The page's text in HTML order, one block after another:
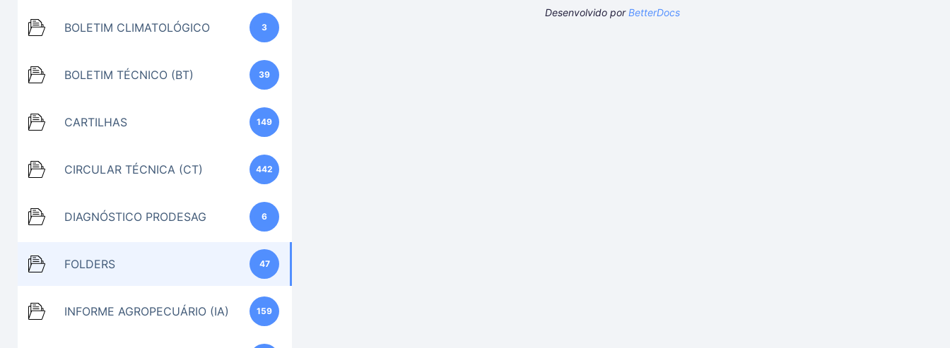
BOLETIM CLIMATOLÓGICO 3
BOLETIM TÉCNICO (BT) 39
CARTILHAS 149
CIRCULAR TÉCNICA (CT) 442
DIAGNÓSTICO PRODESAG 6
FOLDERS 47
INFORME AGROPECUÁRIO (IA) 159
Desenvolvido porBetterDocs